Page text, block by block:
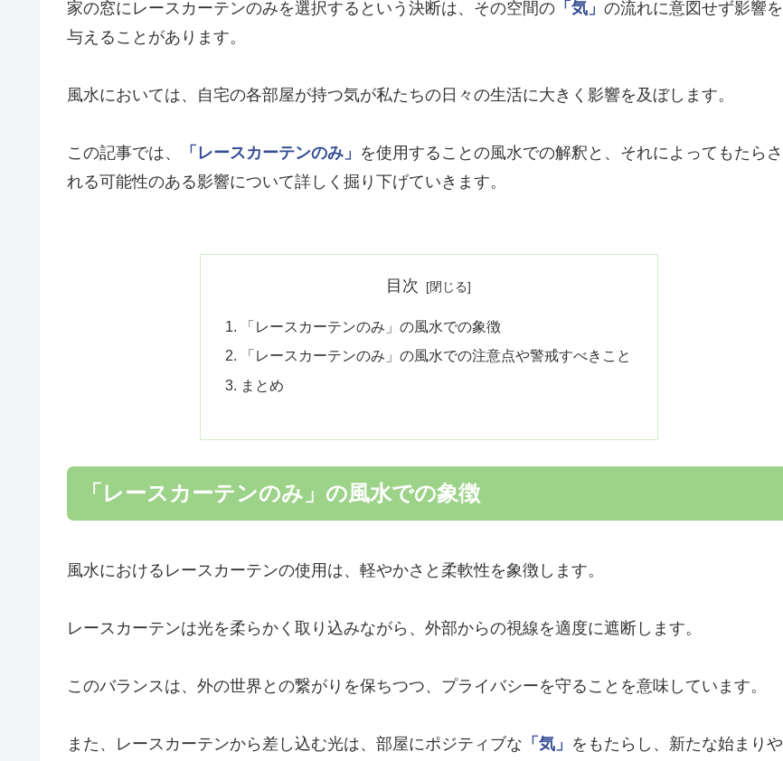
家の窓にレースカーテンのみを選択するという決断は、その空間の 「気」 の流れに意図せず影響を
与えることがあります。
風水においては、自宅の各部屋が持つ気が私たちの日々の生活に大きく影響を及ぼします。
この記事では、 「レースカーテンのみ」 を使用することの風水での解釈と、それによってもたらさ
れる可能性のある影響について詳しく掘り下げていきます。
目次
「レースカーテンのみ」の風水での象徴
「レースカーテンのみ」の風水での注意点や警戒すべきこと
まとめ
「レースカーテンのみ」の風水での象徴
風水におけるレースカーテンの使用は、軽やかさと柔軟性を象徴します。
レースカーテンは光を柔らかく取り込みながら、外部からの視線を適度に遮断します。
このバランスは、外の世界との繋がりを保ちつつ、プライバシーを守ることを意味しています。
また、レースカーテンから差し込む光は、部屋にポジティブな 「気」 をもたらし、新たな始まりや